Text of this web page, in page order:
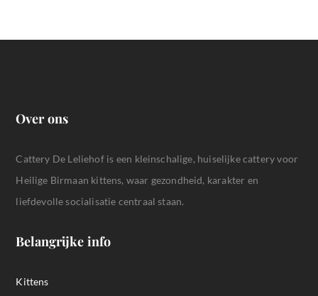
Over ons
Cattery De Leliehof is een kleinschalige, huiselijke cattery voor
Heilige Birmaan kittens, waar gezondheid, karakter en
liefdevolle socialisatie centraal staan.
Belangrijke info
Kittens